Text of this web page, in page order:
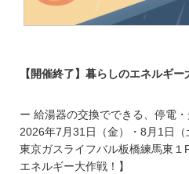
【開催終了】暮らしのエネルギー
ー 給湯器の交換でできる、停電
2026年7月31日（金）・8月1日（
東京ガスライフバル板橋練馬東
エネルギー大作戦！】